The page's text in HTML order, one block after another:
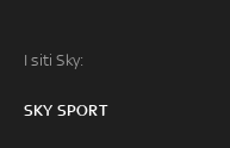
I siti Sky:
SKY SPORT